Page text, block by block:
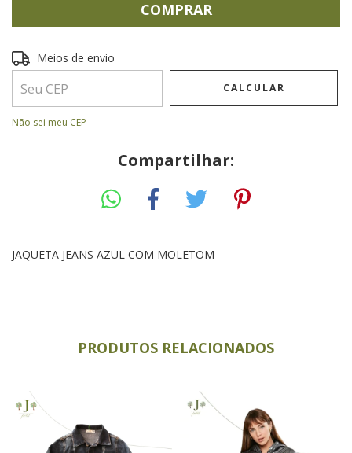
Entregas para o CEP:
Meios de envio
CALCULAR
Não sei meu CEP
Compartilhar:
JAQUETA JEANS AZUL COM MOLETOM
PRODUTOS RELACIONADOS